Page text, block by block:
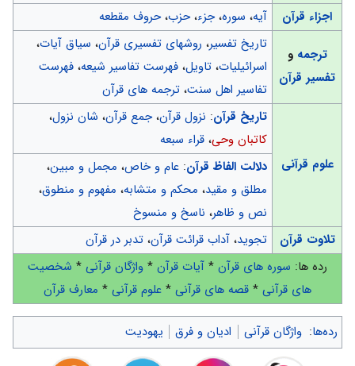
اجزاء قرآن
آیه، سوره،جزء،حزب،حروف مقطعه
ترجمه و
تفسیر قرآن
تاریخ تفسیر، روشهای تفسیری قرآن، سیاق آیات،
اسرائیلیات، تاویل، فهرست تفاسیر شیعه، فهرست
تفاسیر اهل سنت، ترجمه های قرآن
علوم قرآنی
تاریخ قرآن: نزول قرآن،جمع قرآن، شان نزول،
کاتبان وحی، قراء سبعه
دلالت الفاظ قرآن: عام و خاص، مجمل و مبین،
مطلق و مقید، محکم و متشابه، مفهوم و منطوق،
نص و ظاهر، ناسخ و منسوخ
تلاوت قرآن
تجوید، آداب قرائت قرآن، تدبر در قرآن
رده ها: سوره های قرآن * آیات قرآن * واژگان قرآنی * شخصیت
های قرآنی * قصه های قرآنی * علوم قرآنی * معارف قرآن
رده‌ها: واژگان قرآنی ادیان و فرق یهودیت